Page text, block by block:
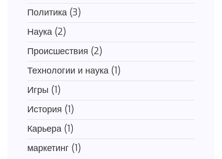
Политика (3)
Наука (2)
Происшествия (2)
Технологии и наука (1)
Игры (1)
История (1)
Карьера (1)
маркетинг (1)